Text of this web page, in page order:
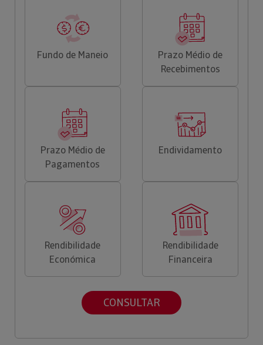
Fundo de Maneio
Prazo Médio de
Recebimentos
Prazo Médio de
Pagamentos
Endividamento
Rendibilidade
Económica
Rendibilidade
Financeira
CONSULTAR